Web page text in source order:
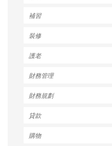
補習
裝修
護老
財務管理
財務規劃
貸款
購物